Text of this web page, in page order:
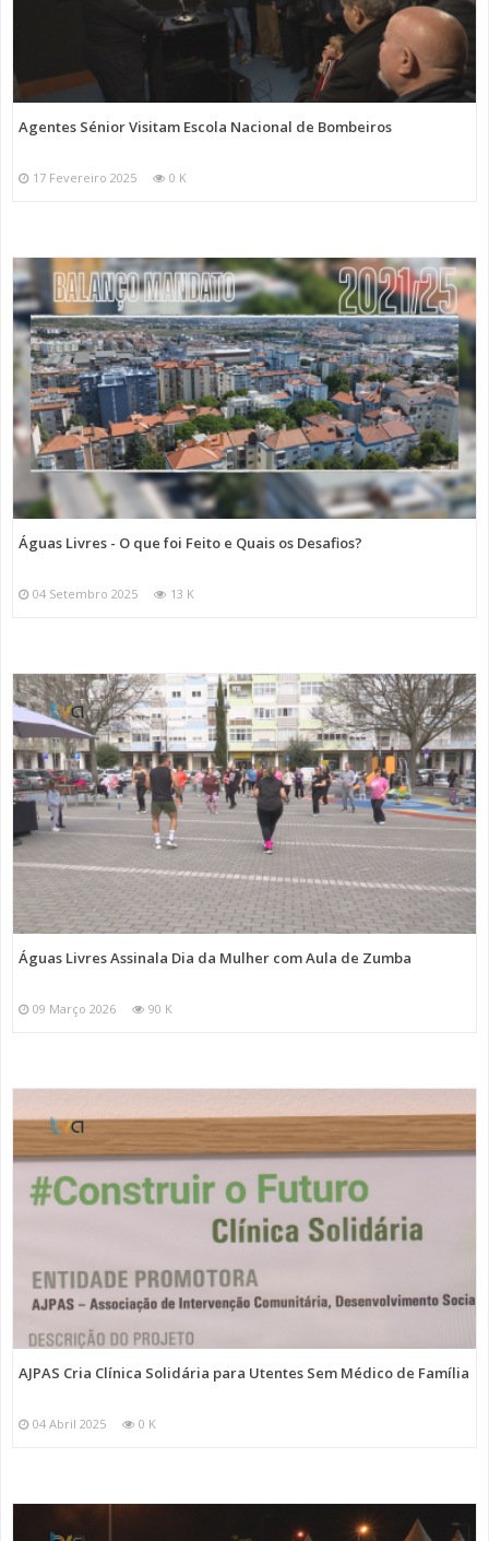
Agentes Sénior Visitam Escola Nacional de Bombeiros
17 Fevereiro 2025 0 K
Águas Livres - O que foi Feito e Quais os Desafios?
04 Setembro 2025 13 K
Águas Livres Assinala Dia da Mulher com Aula de Zumba
09 Março 2026 90 K
AJPAS Cria Clínica Solidária para Utentes Sem Médico de Família
04 Abril 2025 0 K